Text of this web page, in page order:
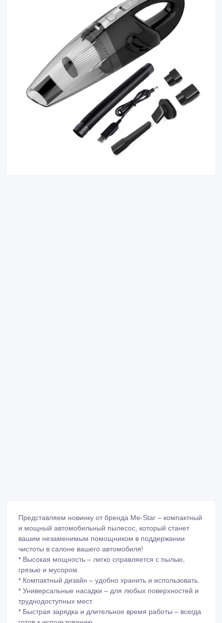
Представляем новинку от бренда Me-Star – компактный
и мощный автомобильный пылесос, который станет
вашим незаменимым помощником в поддержании
чистоты в салоне вашего автомобиля!
* Высокая мощность – легко справляется с пылью,
грязью и мусором.
* Компактный дизайн – удобно хранить и использовать.
* Универсальные насадки – для любых поверхностей и
труднодоступных мест.
* Быстрая зарядка и длительное время работы – всегда